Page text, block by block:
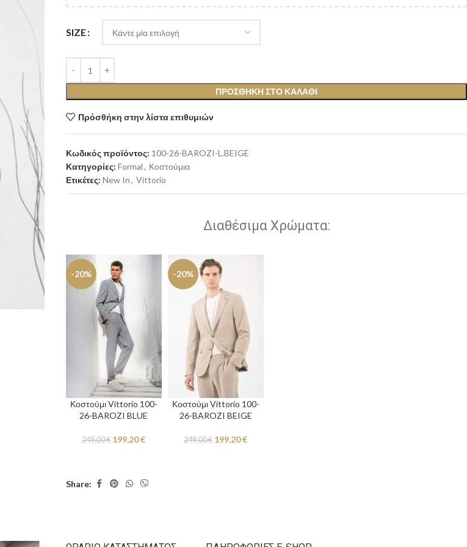
SIZE
ΠΡΟΣΘΉΚΗ ΣΤΟ ΚΑΛΆΘΙ
Πρόσθήκη στην λίστα επιθυμιών
Κωδικός προϊόντος: 100-26-BAROZI-L.BEIGE
Κατηγορίες: Formal, Κοστούμια
Ετικέτες: New In, Vittorio
Διαθέσιμα Χρώματα:
-20%
Κοστούμι Vittorio 100-
26-BAROZI BLUE
249,00€ 199,20€
-20%
Κοστούμι Vittorio 100-
26-BAROZI BEIGE
249,00€ 199,20€
Share: